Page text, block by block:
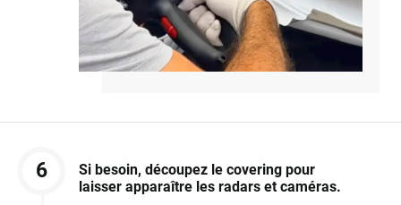
6
Si besoin, découpez le covering pour
laisser apparaître les radars et caméras.